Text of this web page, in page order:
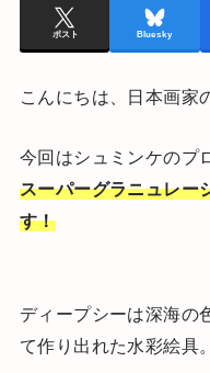
ポスト Bluesky
こんにちは、日本画家
今回はシュミンケのプ
スーパーグラニュレー
す！
ディープシーは深海の
て作り出れた水彩絵具。